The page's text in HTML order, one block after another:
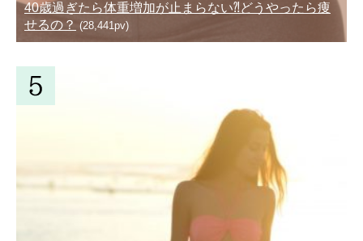
40歳過ぎたら体重増加が止まらない⁈どうやったら痩
せるの？ (28,441pv)